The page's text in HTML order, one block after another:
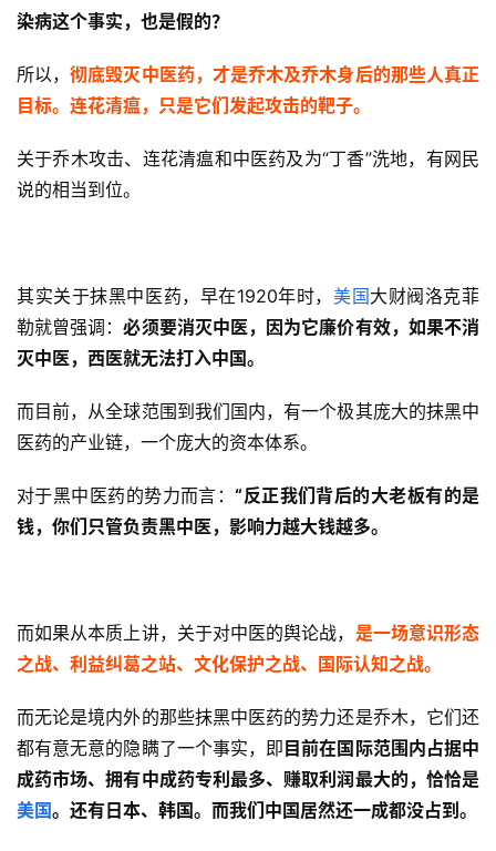
染病这个事实，也是假的？
所以，彻底毁灭中医药，才是乔木及乔木身后的那些人真正
目标。连花清瘟，只是它们发起攻击的靶子。
关于乔木攻击、连花清瘟和中医药及为“丁香”洗地，有网民
说的相当到位。
其实关于抹黑中医药，早在1920年时，美国大财阀洛克菲
勒就曾强调：必须要消灭中医，因为它廉价有效，如果不消
灭中医，西医就无法打入中国。
而目前，从全球范围到我们国内，有一个极其庞大的抹黑中
医药的产业链，一个庞大的资本体系。
对于黑中医药的势力而言：“反正我们背后的大老板有的是
钱，你们只管负责黑中医，影响力越大钱越多。
而如果从本质上讲，关于对中医的舆论战， 是一场意识形态
之战、利益纠葛之站、文化保护之战、国际认知之战。
而无论是境内外的那些抹黑中医药的势力还是乔木，它们还
都有意无意的隐瞒了一个事实，即 目前在国际范围内占据中
成药市场、拥有中成药专利最多、赚取利润最大的，恰恰是
美国。还有日本、韩国。而我们中国居然还一成都没占到。